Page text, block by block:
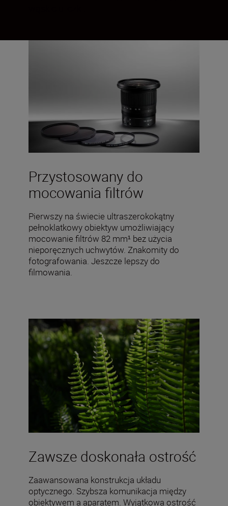
Przystosowany do
mocowania filtrów
Pierwszy na świecie ultraszerokokątny
pełnoklatkowy obiektyw umożliwiający
mocowanie filtrów 82 mm¹ bez użycia
nieporęcznych uchwytów. Znakomity do
fotografowania. Jeszcze lepszy do
filmowania.
Zawsze doskonała ostrość
Zaawansowana konstrukcja układu
optycznego. Szybsza komunikacja między
obiektywem a aparatem. Wyjątkowa ostrość